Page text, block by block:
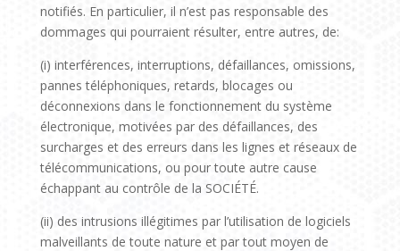
notifiés. En particulier, il n’est pas responsable des
dommages qui pourraient résulter, entre autres, de:
(i) interférences, interruptions, défaillances, omissions,
pannes téléphoniques, retards, blocages ou
déconnexions dans le fonctionnement du système
électronique, motivées par des défaillances, des
surcharges et des erreurs dans les lignes et réseaux de
télécommunications, ou pour toute autre cause
échappant au contrôle de la SOCIÉTÉ.
(ii) des intrusions illégitimes par l’utilisation de logiciels
malveillants de toute nature et par tout moyen de